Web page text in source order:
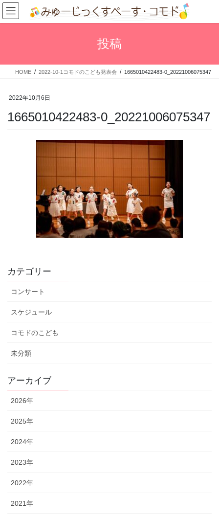
コ
ン
テ
ス
ナ
ビ
ゲ
ン
投稿
HOME 2022-10-1コモドのこども発表会 1665010422483-0_20221006075347
2022年10月6日
1665010422483-0_20221006075347
カテゴリー
コンサート
スケジュール
コモドのこども
未分類
アーカイブ
2026年
2025年
2024年
2023年
2022年
2021年